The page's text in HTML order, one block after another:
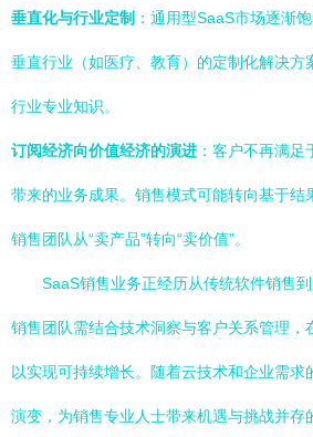
垂直化与行业定制 ：通用型SaaS市场逐渐
垂直行业（如医疗、教育）的定制化解决方
行业专业知识。
订阅经济向价值经济的演进 ：客户不再满
带来的业务成果。销售模式可能转向基于结
销售团队从“卖产品”转向“卖价值”。
SaaS销售业务正经历从传统软件销售
销售团队需结合技术洞察与客户关系管理，
以实现可持续增长。随着云技术和企业需求
演变，为销售专业人士带来机遇与挑战并存